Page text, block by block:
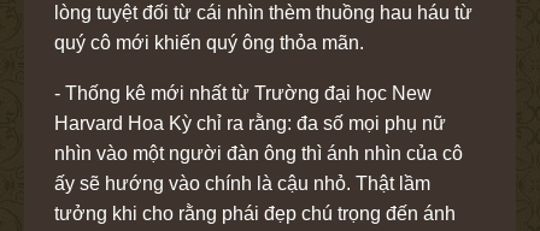
lòng tuyệt đối từ cái nhìn thèm thuồng hau háu từ
quý cô mới khiến quý ông thỏa mãn.
- Thống kê mới nhất từ Trường đại học New
Harvard Hoa Kỳ chỉ ra rằng: đa số mọi phụ nữ
nhìn vào một người đàn ông thì ánh nhìn của cô
ấy sẽ hướng vào chính là cậu nhỏ. Thật lầm
tưởng khi cho rằng phái đẹp chú trọng đến ánh